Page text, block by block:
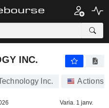
INC.
Inc. Actions
Varia. 1 janv.